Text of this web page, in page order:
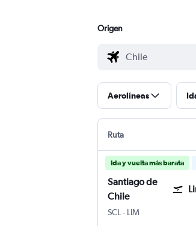
Origen
Aerolíneas
Ruta
Ida y vuelta más barata
Santiago de
Chile
SCL Santiago de Chile
- LIM